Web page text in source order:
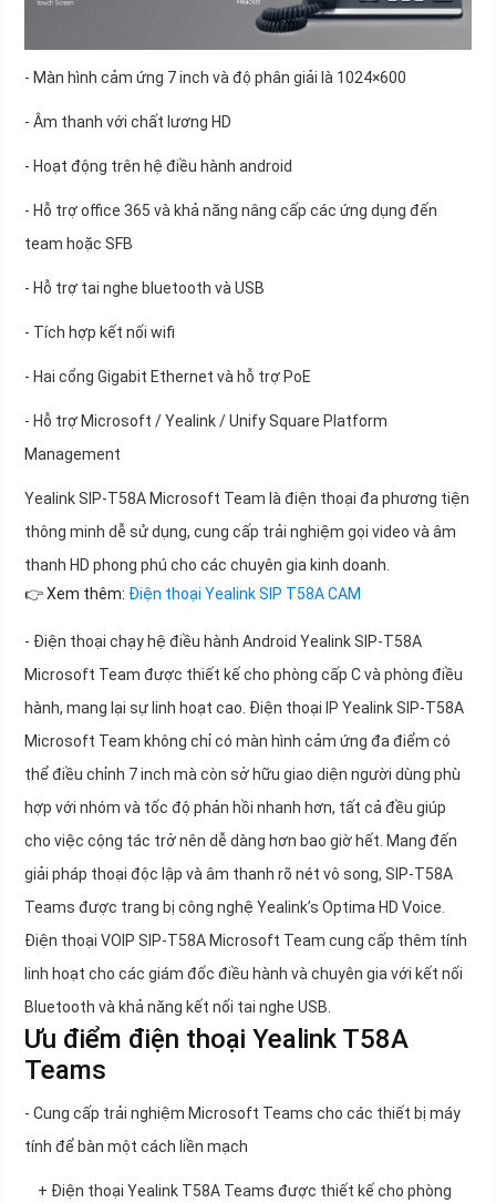
- Màn hình cảm ứng 7 inch và độ phân giải là 1024×600
- Âm thanh với chất lương HD
- Hoạt động trên hệ điều hành android
- Hỗ trợ office 365 và khả năng nâng cấp các ứng dụng đến
team hoặc SFB
- Hỗ trợ tai nghe bluetooth và USB
- Tích hợp kết nối wifi
- Hai cổng Gigabit Ethernet và hỗ trợ PoE
- Hỗ trợ Microsoft / Yealink / Unify Square Platform
Management
Yealink SIP-T58A Microsoft Team là điện thoại đa phương tiện
thông minh dễ sử dụng, cung cấp trải nghiệm gọi video và âm
thanh HD phong phú cho các chuyên gia kinh doanh.
👉 Xem thêm: Điện thoại Yealink SIP T58A CAM
- Điện thoại chạy hệ điều hành Android Yealink SIP-T58A
Microsoft Team được thiết kế cho phòng cấp C và phòng điều
hành, mang lại sự linh hoạt cao. Điện thoại IP Yealink SIP-T58A
Microsoft Team không chỉ có màn hình cảm ứng đa điểm có
thể điều chỉnh 7 inch mà còn sở hữu giao diện người dùng phù
hợp với nhóm và tốc độ phản hồi nhanh hơn, tất cả đều giúp
cho việc cộng tác trở nên dễ dàng hơn bao giờ hết. Mang đến
giải pháp thoại độc lập và âm thanh rõ nét vô song, SIP-T58A
Teams được trang bị công nghệ Yealink’s Optima HD Voice.
Điện thoại VOIP SIP-T58A Microsoft Team cung cấp thêm tính
linh hoạt cho các giám đốc điều hành và chuyên gia với kết nối
Bluetooth và khả năng kết nối tai nghe USB.
Ưu điểm điện thoại Yealink T58A
Teams
- Cung cấp trải nghiệm Microsoft Teams cho các thiết bị máy
tính để bàn một cách liền mạch
+ Điện thoại Yealink T58A Teams được thiết kế cho phòng